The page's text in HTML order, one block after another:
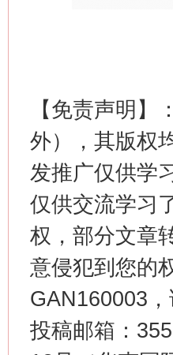
【免责声明
外），其版权
发推广仅供学
仅供交流学习
权，部分文章
意侵犯到您的
GAN160003
投稿邮箱：
习近平的博鳌关键